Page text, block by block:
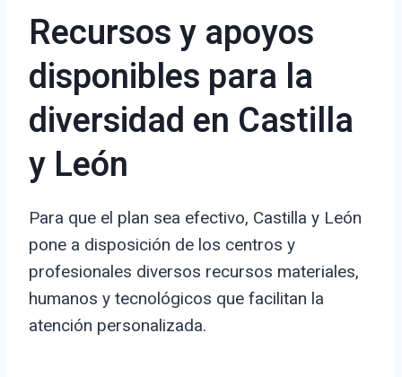
Recursos y apoyos
disponibles para la
diversidad en Castilla
y León
Para que el plan sea efectivo, Castilla y León
pone a disposición de los centros y
profesionales diversos recursos materiales,
humanos y tecnológicos que facilitan la
atención personalizada.